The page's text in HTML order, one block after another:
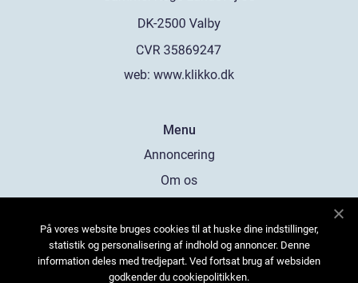
web: www.klikko.dk
Menu
Annoncering
Om os
Kontakt os
Sitemap
På vores website bruges cookies til at huske dine indstillinger,
statistik og personalisering af indhold og annoncer. Denne
information deles med tredjepart. Ved fortsat brug af websiden
godkender du cookiepolitikken.